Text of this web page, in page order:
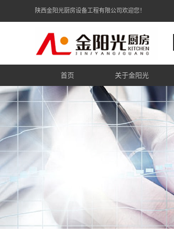
陕西金阳光厨房设备工程有限公司欢迎您！
首页 关于金阳光
金阳光简介
金阳光资质
金阳光zhuanli证书